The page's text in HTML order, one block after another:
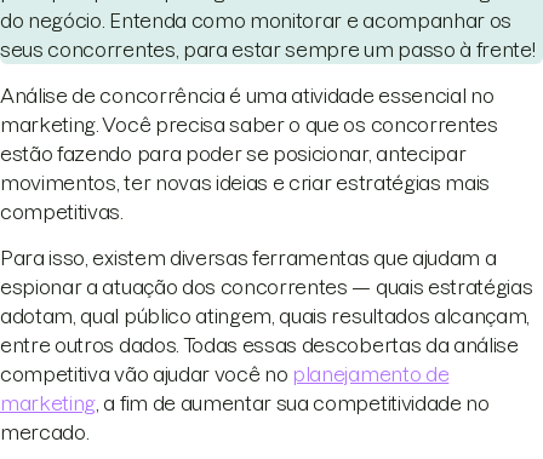
do negócio. Entenda como monitorar e acompanhar os
seus concorrentes, para estar sempre um passo à frente!
Análise de concorrência é uma atividade essencial no
marketing. Você precisa saber o que os concorrentes
estão fazendo para poder se posicionar, antecipar
movimentos, ter novas ideias e criar estratégias mais
competitivas.
Para isso, existem diversas ferramentas que ajudam a
espionar a atuação dos concorrentes — quais estratégias
adotam, qual público atingem, quais resultados alcançam,
entre outros dados. Todas essas descobertas da análise
competitiva vão ajudar você no planejamento de
marketing , a fim de aumentar sua competitividade no
mercado.